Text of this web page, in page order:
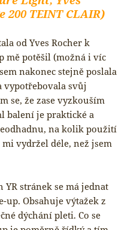
200 TEINT CLAIR)
od Yves Rocher k
mě potěšil (možná i víc
nakonec stejně poslala
vypotřebovala svůj
se, že zase vyzkouším
balení je praktické a
na kolik použití
vydržel déle, než jsem
stránek se má jednat
Obsahuje výtažek z
dýchání pleti. Co se